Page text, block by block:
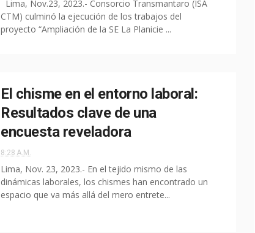
Lima, Nov.23, 2023.- Consorcio Transmantaro (ISA
CTM) culminó la ejecución de los trabajos del
proyecto “Ampliación de la SE La Planicie ...
El chisme en el entorno laboral:
Resultados clave de una
encuesta reveladora
8:28 A.M.
Lima, Nov. 23, 2023.- En el tejido mismo de las
dinámicas laborales, los chismes han encontrado un
espacio que va más allá del mero entrete...